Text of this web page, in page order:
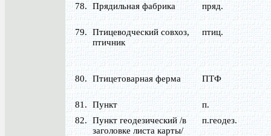
78.
Прядильная фабрика пряд.
79.
Птицеводческий совхоз,
птичник
птиц.
80. Птицетоварная ферма ПТФ
81. Пункт
п.
82.
Пункт геодезический /в
заголовке листа карты/
п.геодез.